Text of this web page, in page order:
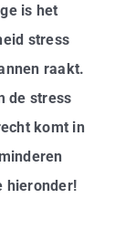
is het
stress
raakt.
de stress
komt in
hieronder!